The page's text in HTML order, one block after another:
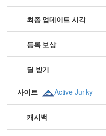
최종 업데이트 시각
등록 보상
딜 받기
사이트 Active Junky
캐시백